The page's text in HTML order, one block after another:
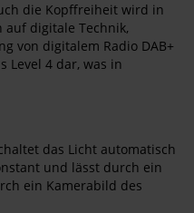
die Kopffreiheit wird in
auf digitale Technik,
von digitalem Radio DAB+
Level 4 dar, was in
das Licht automatisch
und lässt durch ein
ein Kamerabild des